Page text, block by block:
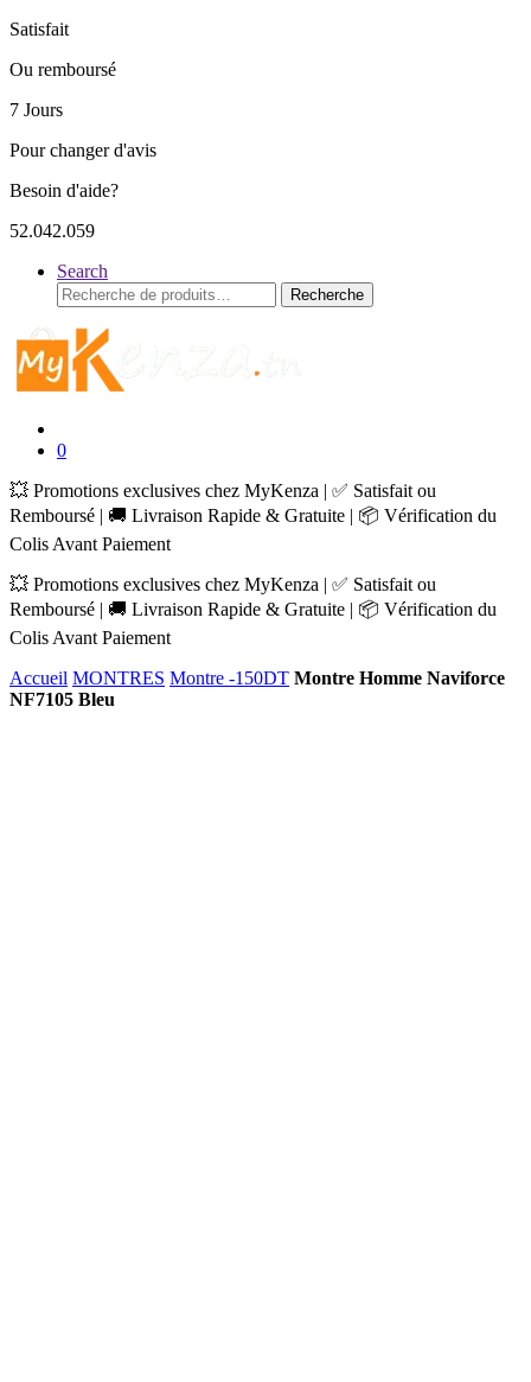
Satisfait
Ou remboursé
7 Jours
Pour changer d'avis
Besoin d'aide?
52.042.059
Search
Recherche
pour :
Recherche
0
💥 Promotions exclusives chez MyKenza | ✅ Satisfait ou
Remboursé | 🚚 Livraison Rapide & Gratuite | 📦 Vérification du
Colis Avant Paiement
💥 Promotions exclusives chez MyKenza | ✅ Satisfait ou
Remboursé | 🚚 Livraison Rapide & Gratuite | 📦 Vérification du
Colis Avant Paiement
Accueil MONTRES Montre -150DT Montre Homme Naviforce
NF7105 Bleu